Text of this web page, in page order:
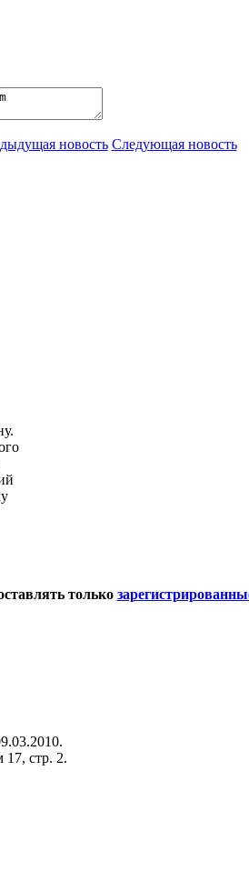
новость Следующая новость
только
стр. 2.